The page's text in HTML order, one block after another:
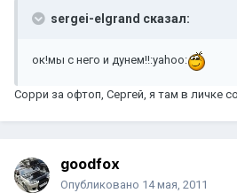
sergei-elgrand сказал:
ок!мы с него и дунем!!:yahoo:
Сорри за офтоп, Сергей, я там в личке
goodfox
Опубликовано 14 мая, 2011